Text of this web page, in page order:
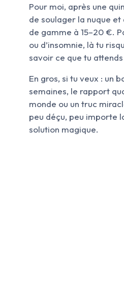
Pour moi, après une
de soulager la nuque
de gamme à 15–20 €.
ou d’insomnie, là tu
savoir ce que tu
En gros, si tu veux : un
semaines, le rapport
monde ou un truc
peu déçu, peu importe
solution magique.